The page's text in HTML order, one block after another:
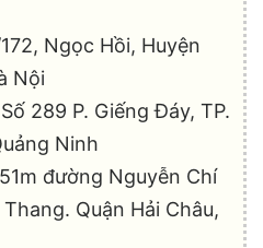
Ngọc Hồi, Huyện
Nội
289 P. Giếng Đáy, TP.
Ninh
đường Nguyễn Chí
Quận Hải Châu,